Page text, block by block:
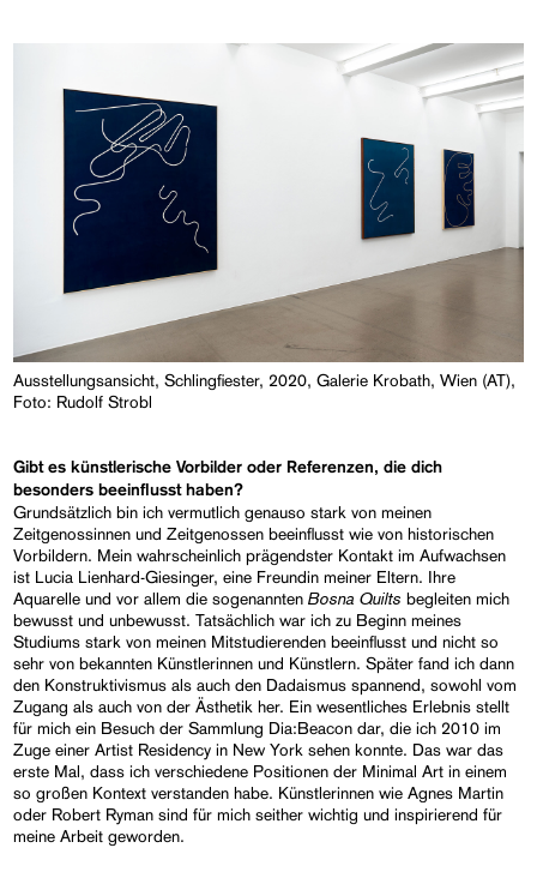
Ausstellungsansicht, Schlingfiester, 2020, Galerie Krobath, Wien (AT),
Foto: Rudolf Strobl
Gibt es künstlerische Vorbilder oder Referenzen, die dich
besonders beeinflusst haben?
Grundsätzlich bin ich vermutlich genauso stark von meinen
Zeitgenossinnen und Zeitgenossen beeinflusst wie von historischen
Vorbildern. Mein wahrscheinlich prägendster Kontakt im Aufwachsen
ist Lucia Lienhard-Giesinger, eine Freundin meiner Eltern. Ihre
Aquarelle und vor allem die sogenanntenBosna Quilts begleiten mich
bewusst und unbewusst. Tatsächlich war ich zu Beginn meines
Studiums stark von meinen Mitstudierenden beeinflusst und nicht so
sehr von bekannten Künstlerinnen und Künstlern. Später fand ich dann
den Konstruktivismus als auch den Dadaismus spannend, sowohl vom
Zugang als auch von der Ästhetik her. Ein wesentliches Erlebnis stellt
für mich ein Besuch der Sammlung Dia:Beacon dar, die ich 2010 im
Zuge einer Artist Residency in New York sehen konnte. Das war das
erste Mal, dass ich verschiedene Positionen der Minimal Art in einem
so großen Kontext verstanden habe. Künstlerinnen wie Agnes Martin
oder Robert Ryman sind für mich seither wichtig und inspirierend für
meine Arbeit geworden.